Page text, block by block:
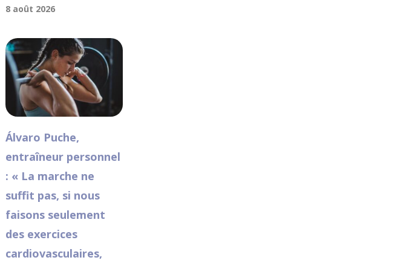
8 août 2026
Álvaro Puche,
entraîneur personnel
: « La marche ne
suffit pas, si nous
faisons seulement
des exercices
cardiovasculaires,